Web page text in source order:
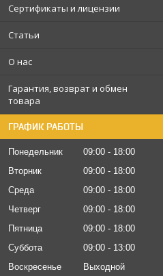
Сертификаты и лицензии
Статьи
О нас
Гарантия, возврат и обмен
товара
ГРАФИК РАБОТЫ
Понедельник 09:00
18:00
Вторник
09:00
18:00
Среда
09:00
18:00
Четверг
09:00
18:00
Пятница
09:00
18:00
Суббота
09:00
13:00
Воскресенье
Выходной